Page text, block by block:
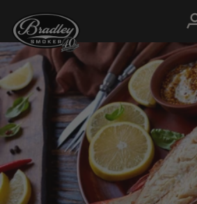
NAAR DE
CONTENT